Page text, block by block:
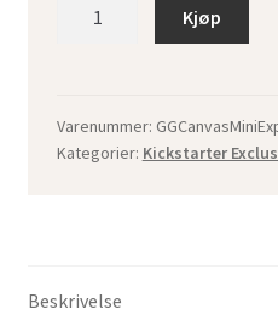
Kickstarter
Exclusive
Kjøp
Varenummer:
Kategorier: Kickstarter
Beskrivelse